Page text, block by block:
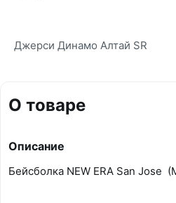
Джерси Динамо Алтай SR
О товаре
Описание
Бейсболка NEW ERA San Jose